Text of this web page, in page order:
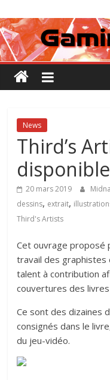
au
contenu
Tests
et
Actu
des
vidéo
News
Third’s
20 mars 2019
dessins, extrait,
Third's Artists
Cet ouvrage proposé
travail des
talent à contribution
couvertures des livres
Ce sont des dizaines
consignés dans le
du jeu-vidéo.